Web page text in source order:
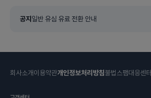
공지 일반 유심 유료 전환 안내
회사소개이용약관개인정보처리방침불법스팸대응센터